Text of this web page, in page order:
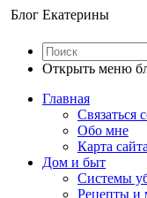
Блог Екатерины
Открыть меню
Главная
Связаться
Обо мне
Карта сайта
Дом и быт
Системы
Рецепты и